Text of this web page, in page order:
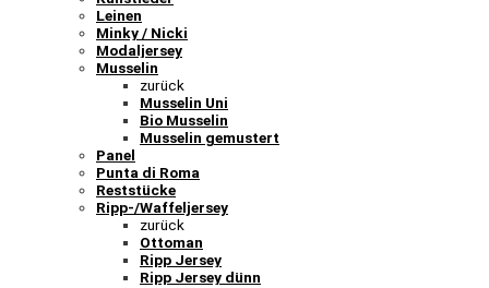
Leinen
Minky / Nicki
Modaljersey
Musselin
zurück
Musselin Uni
Bio Musselin
Musselin gemustert
Panel
Punta di Roma
Reststücke
Ripp-/Waffeljersey
zurück
Ottoman
Ripp Jersey
Ripp Jersey dünn